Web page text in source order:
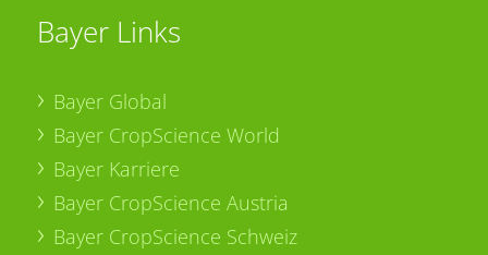
Bayer Links
Bayer Global
Bayer CropScience World
Bayer Karriere
Bayer CropScience Austria
Bayer CropScience Schweiz